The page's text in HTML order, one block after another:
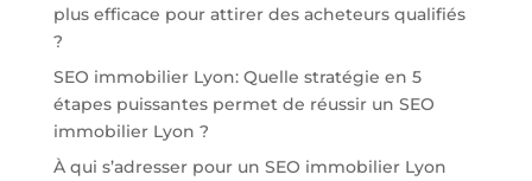
plus efficace pour attirer des acheteurs qualifiés
?
SEO immobilier Lyon: Quelle stratégie en 5
étapes puissantes permet de réussir un SEO
immobilier Lyon ?
À qui s’adresser pour un SEO immobilier Lyon